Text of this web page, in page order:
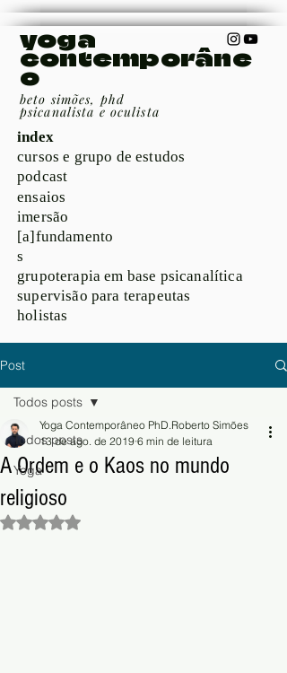
yoga
contemporâne
o
beto simões, phd
psicanalista e oculista
index
cursos e grupo de estudos
podcast
ensaios
imersão
[a]fundamento
s
grupoterapia em base psicanalítica
supervisão para terapeutas
holistas
Post
Todos posts
Yoga
Todos posts
A Ordem e o Kaos no mundo
religioso
Yoga Contemporâneo PhD.Roberto Simões
13 de ago. de 2019 6 min de leitura
Avaliado com NaN de 5 estrelas.